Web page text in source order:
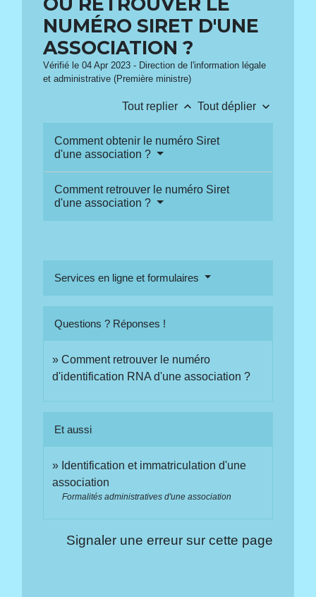
NUMÉRO SIRET D'UNE
ASSOCIATION ?
Vérifié le 04 Apr 2023 - Direction de l'information légale
et administrative (Première ministre)
Tout replier keyboard_arrow_up Tout déplier keyboard_arrow_down
Comment obtenir le numéro Siret
d'une association ?
Comment retrouver le numéro Siret
d'une association ?
Services en ligne et formulaires
Questions ? Réponses !
Comment retrouver le numéro
d'identification RNA d'une association ?
Et aussi
Identification et immatriculation d'une
association
Formalités administratives d'une association
Signaler une erreur sur cette page